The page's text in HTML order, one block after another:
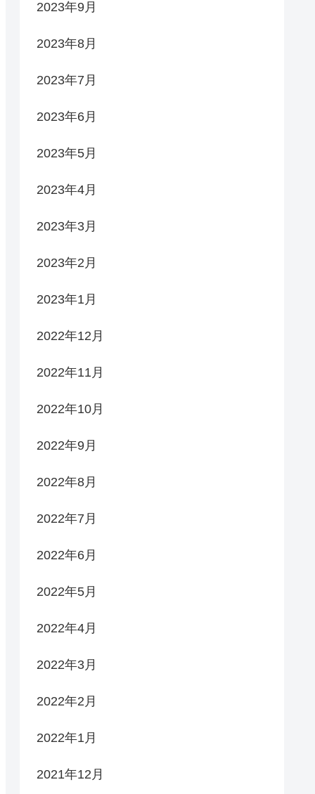
2023年9月
2023年8月
2023年7月
2023年6月
2023年5月
2023年4月
2023年3月
2023年2月
2023年1月
2022年12月
2022年11月
2022年10月
2022年9月
2022年8月
2022年7月
2022年6月
2022年5月
2022年4月
2022年3月
2022年2月
2022年1月
2021年12月